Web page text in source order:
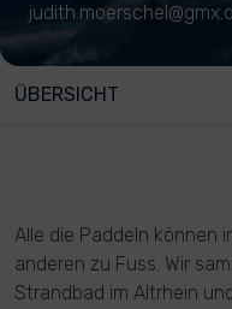
ÜBERSICHT
Alle die Paddeln können
anderen zu Fuss. Wir
Strandbad im Altrhein